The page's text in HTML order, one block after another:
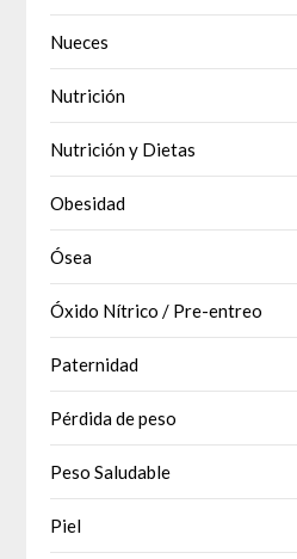
Nueces
Nutrición
Nutrición y Dietas
Obesidad
Ósea
Óxido Nítrico / Pre-entreo
Paternidad
Pérdida de peso
Peso Saludable
Piel